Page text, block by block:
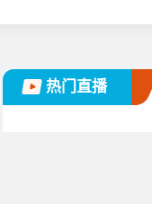
热门直播